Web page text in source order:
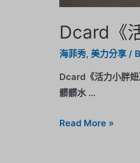
Dcard《
海菲秀,美力分享 /
Dcard《活力小胖
髒髒水 …
Read More »